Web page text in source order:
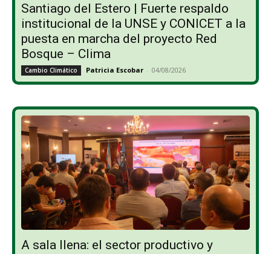
Santiago del Estero | Fuerte respaldo
institucional de la UNSE y CONICET a la
puesta en marcha del proyecto Red
Bosque – Clima
Cambio Climático Patricia Escobar - 04/08/2026
A sala llena: el sector productivo y